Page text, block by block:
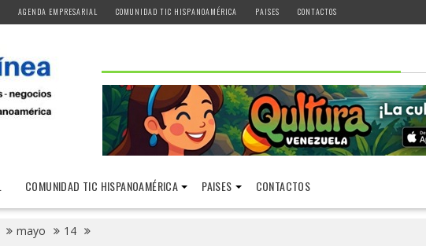
AGENDA EMPRESARIAL COMUNIDAD TIC HISPANOAMÉRICA PAISES CONTACTOS
COMUNIDAD TIC HISPANOAMÉRICA PAISES CONTACTOS
mayo
14